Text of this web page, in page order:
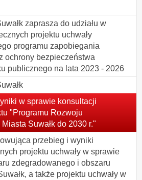
zaprasza do udziału w
projektu uchwały
programu zapobiegania
ochrony bezpieczeństwa
publicznego na lata 2023 - 2026
w sprawie konsultacji
"Programu Rozwoju
Suwałk do 2030 r."
przebieg i wyniki
projektu uchwały w sprawie
zdegradowanego i obszaru
a także projektu uchwały w